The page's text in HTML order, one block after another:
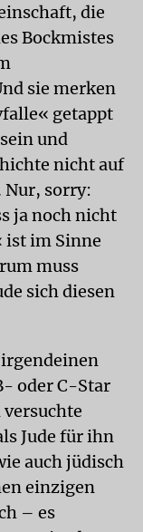
die
Bockmistes
sie merken
getappt
und
nicht auf
Nur, sorry:
ja noch nicht
ist im Sinne
muss
sich diesen
oder C-Star
Jude für ihn
auch jüdisch
einzigen
– es